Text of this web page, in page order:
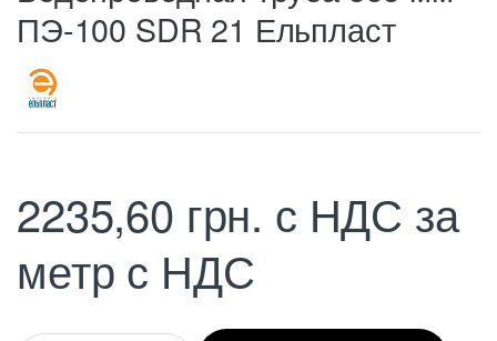
ПЭ-100 SDR 21 Ельпласт
2235,60 грн. с НДС за
метр с НДС